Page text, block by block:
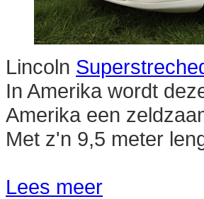
Lincoln
In Amerika wordt
Amerika een
Met z'n 9,5 meter
Lees meer